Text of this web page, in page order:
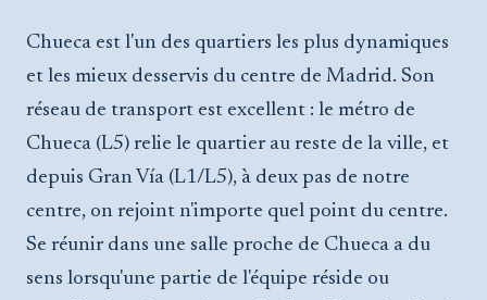
Chueca est l'un des quartiers les plus dynamiques
et les mieux desservis du centre de Madrid. Son
réseau de transport est excellent : le métro de
Chueca (L5) relie le quartier au reste de la ville, et
depuis Gran Vía (L1/L5), à deux pas de notre
centre, on rejoint n'importe quel point du centre.
Se réunir dans une salle proche de Chueca a du
sens lorsqu'une partie de l'équipe réside ou